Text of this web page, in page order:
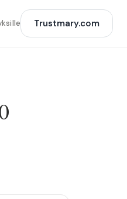
Trustmary.com